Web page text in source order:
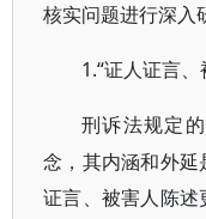
核实问题进行深入
1.“证人证言
刑诉法规定的
念，其内涵和外
证言、被害人陈